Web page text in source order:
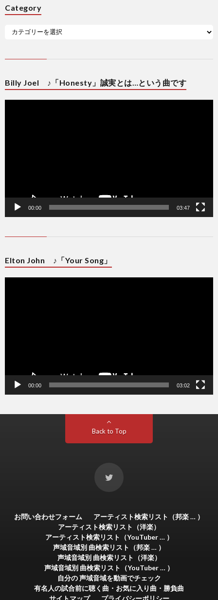
Category
Billy Joel ♪「Honesty」誠実とは…という曲です
動
00:00 03:47
Elton John ♪「Your Song」
動
00:00 03:02
Back to Top
お問い合わせフォーム
アーティスト検索リスト（邦楽 … ）
アーティスト検索リスト（洋楽）
アーティスト検索リスト（YouTuber … ）
声域音域別 曲検索リスト（邦楽 … ）
声域音域別 曲検索リスト（洋楽）
声域音域別 曲検索リスト（YouTuber … ）
自分の 声域音域を動画でチェック
有名人の試合前に聴く曲・お気に入り曲・勝負曲
サイトマップ
プライバシーポリシー